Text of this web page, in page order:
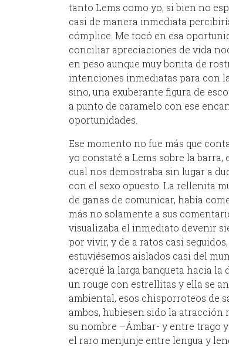
tanto Lems como yo, si bien no
casi de manera inmediata
cómplice. Me tocó en esa
conciliar apreciaciones de vida
en peso aunque muy bonita de
intenciones inmediatas para con
sino, una exuberante figura de
a punto de caramelo con ese
oportunidades.
Ese momento no fue más que
yo constaté a Lems sobre la
cual nos demostraba sin lugar a
con el sexo opuesto. La rellenita
de ganas de comunicar, había
más no solamente a sus
visualizaba el inmediato devenir
por vivir, y de a ratos casi
estuviésemos aislados casi del
acerqué la larga banqueta hacia la
un rouge con estrellitas y ella se
ambiental, esos chisporroteos de
ambos, hubiesen sido la
su nombre –Ámbar- y entre trago
el raro menjunje entre lengua y